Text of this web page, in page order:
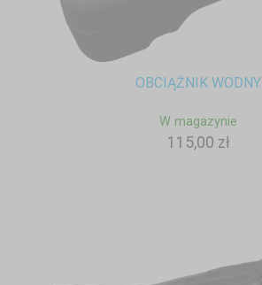
OBCIĄŻNIK WODNY
W magazynie
115,00 zł